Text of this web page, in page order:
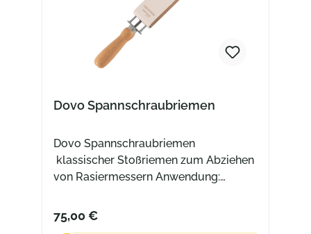
Dovo Spannschraubriemen
Dovo Spannschraubriemen
klassischer Stoßriemen zum Abziehen
von Rasiermessern Anwendung:
gewohnt das Messer sanft über das
gefettete Leder laufen lassen
75,00 €